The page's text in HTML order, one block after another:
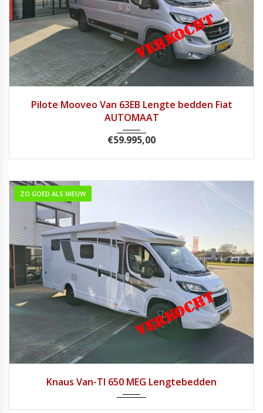
Pilote Mooveo Van 63EB Lengte bedden Fiat
AUTOMAAT
€59.995,00
ZO GOED ALS NIEUW
Knaus Van-TI 650 MEG Lengtebedden